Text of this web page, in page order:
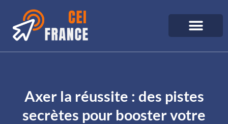
Axer la réussite : des pistes
secrètes pour booster votre